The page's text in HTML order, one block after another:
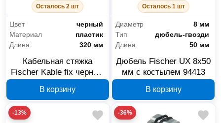
Осталось 2 шт
Цвет
черный
Материал
пластик
Длина
320 мм
Кабельная стяжка
Fischer Kable fix черная,
В корзину
Осталось 1 шт
Диаметр
8 мм
Тип
дюбель-гвозди
Длина
50 мм
Дюбель Fischer UX 8x50
мм с костылем 94413
В корзину
-13% -36%